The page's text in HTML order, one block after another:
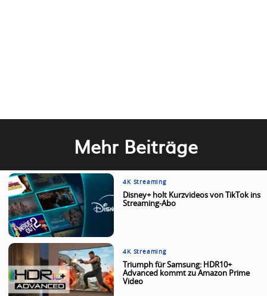
Mehr Beiträge
4K Streaming
Disney+ holt Kurzvideos von TikTok ins
Streaming-Abo
4K Streaming
Triumph für Samsung: HDR10+
Advanced kommt zu Amazon Prime
Video